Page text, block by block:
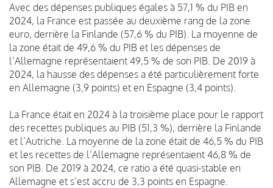
Avec des dépenses publiques égales à 57,1 % du PIB en
2024, la France est passée au deuxième rang de la zone
euro, derrière la Finlande (57,6 % du PIB). La moyenne de
la zone était de 49,6 % du PIB et les dépenses de
l’Allemagne représentaient 49,5 % de son PIB. De 2019 à
2024, la hausse des dépenses a été particulièrement forte
en Allemagne (3,9 points) et en Espagne (3,4 points).
La France était en 2024 à la troisième place pour le rapport
des recettes publiques au PIB (51,3 %), derrière la Finlande
et l’Autriche. La moyenne de la zone était de 46,5 % du PIB
et les recettes de l’Allemagne représentaient 46,8 % de
son PIB. De 2019 à 2024, ce ratio a été quasi-stable en
Allemagne et s’est accru de 3,3 points en Espagne.